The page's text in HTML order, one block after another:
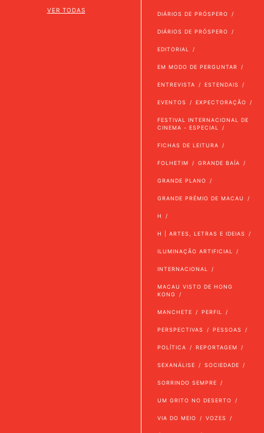
VER TODAS
DIÁRIOS DE PRÓSPERO
DIÁRIOS DE PRÓSPERO
EDITORIAL
EM MODO DE PERGUNTAR
ENTREVISTA ESTENDAIS
EVENTOS EXPECTORAÇÃO
FESTIVAL INTERNACIONAL DE
CINEMA - ESPECIAL
FICHAS DE LEITURA
FOLHETIM GRANDE BAÍA
GRANDE PLANO
GRANDE PRÉMIO DE MACAU
H
H | ARTES, LETRAS E IDEIAS
ILUMINAÇÃO ARTIFICIAL
INTERNACIONAL
MACAU VISTO DE HONG
KONG
MANCHETE PERFIL
PERSPECTIVAS PESSOAS
POLÍTICA REPORTAGEM
SEXANÁLISE SOCIEDADE
SORRINDO SEMPRE
UM GRITO NO DESERTO
VIA DO MEIO VOZES